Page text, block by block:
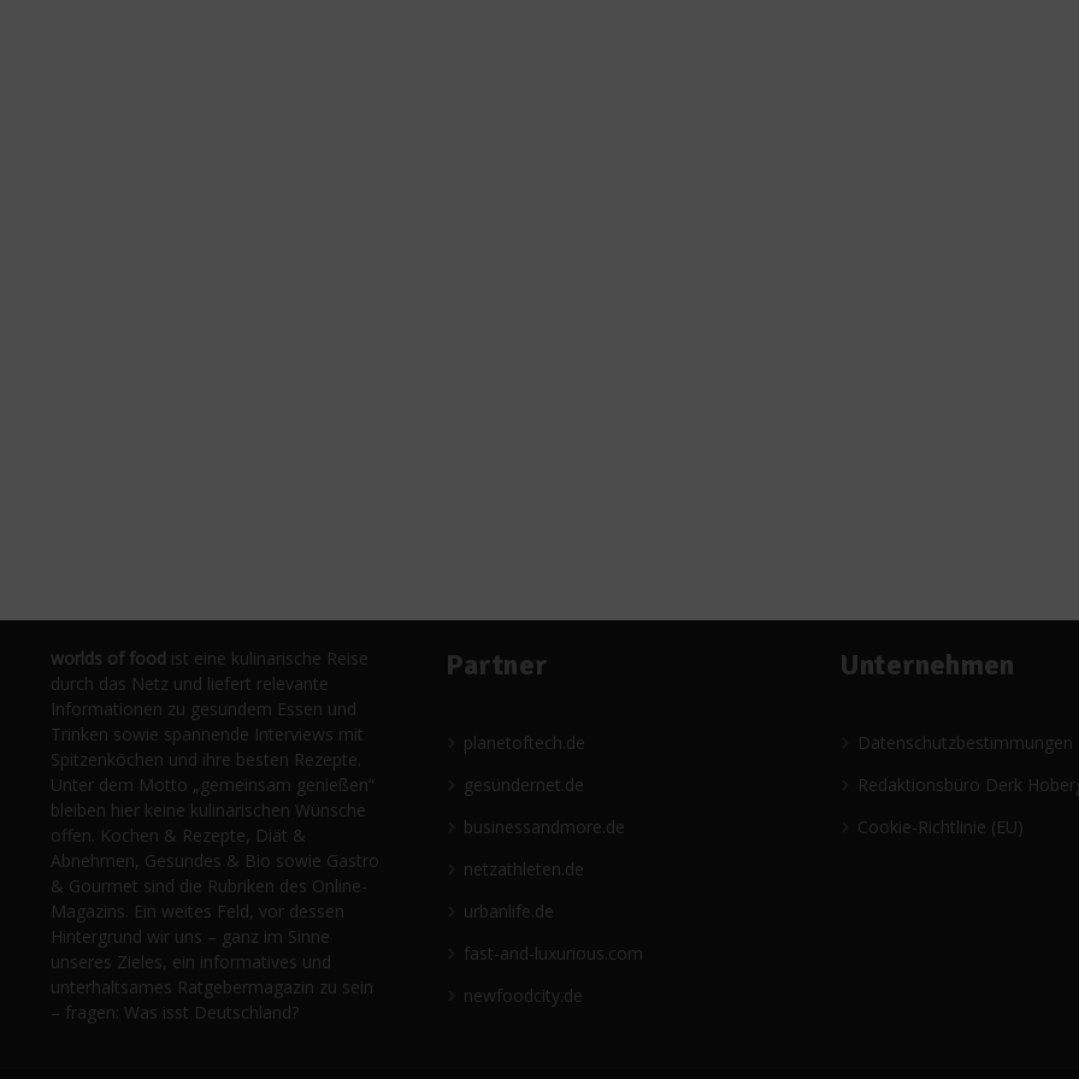
worlds of food ist eine kulinarische Reise
durch das Netz und liefert relevante
Informationen zu gesundem Essen und
Trinken sowie spannende Interviews mit
Spitzenköchen und ihre besten Rezepte.
Unter dem Motto „gemeinsam genießen“
bleiben hier keine kulinarischen Wünsche
offen. Kochen & Rezepte, Diät &
Abnehmen, Gesundes & Bio sowie Gastro
& Gourmet sind die Rubriken des Online-
Magazins. Ein weites Feld, vor dessen
Hintergrund wir uns – ganz im Sinne
unseres Zieles, ein informatives und
unterhaltsames Ratgebermagazin zu sein
– fragen: Was isst Deutschland?
Partner
planetoftech.de
gesündernet.de
businessandmore.de
netzathleten.de
urbanlife.de
fast-and-luxurious.com
newfoodcity.de
Unternehmen
Datenschutzbestimmungen
Redaktionsbüro Derk
Cookie-Richtlinie (EU)